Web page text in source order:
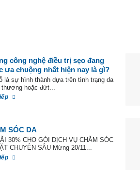
công nghệ điều trị sẹo đang
ưa chuộng nhất hiện nay là gì?
là sự hình thành dựa trên tình trạng da
thương hoặc đứt...
SÓC DA
30% CHO GÓI DỊCH VỤ CHĂM SÓC
CHUYÊN SÂU Mừng 20/11...